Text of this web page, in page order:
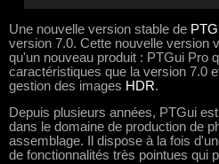
Une nouvelle version stable de
version 7.0. Cette nouvelle version
qu'un nouveau produit : PTGui Pro
caractéristiques que la version 7.0
gestion des images HDR.
Depuis plusieurs années, PTGui
dans le domaine de production de
assemblage. Il dispose à la fois
de fonctionnalités très pointues qui